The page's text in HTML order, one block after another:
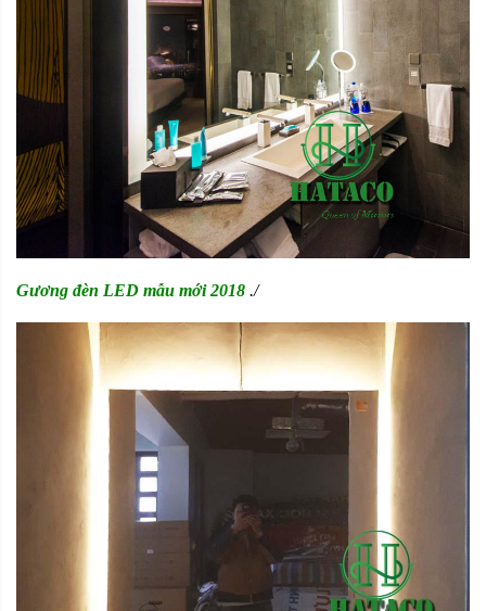
Gương đèn LED mẫu mới 2018 ./